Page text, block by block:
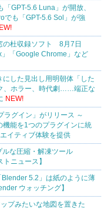
GPT-5.6 Luna」が開放、
でも「GPT-5.6 Sol」が強
の杜収録ソフト 8月7日
「Google Chrome」など
した見出し用明朝体「した
、ホラー、時代劇……端正な
NEW!
ラグイン」がリリース ～
能を1つのプラグインに統
イティブ体験を提供
な圧縮・解凍ツール
ニュース】
5.2」は紙のように薄
ウォッチング】
プみたいな地図を置きた